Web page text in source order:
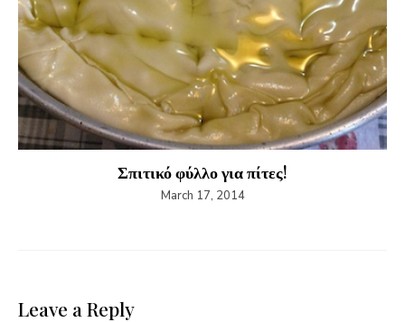
Σπιτικό φύλλο για πίτες!
March 17, 2014
Leave a Reply